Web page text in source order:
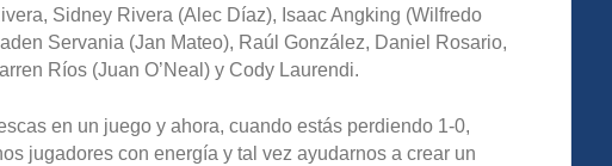
Sidney Rivera (Alec Díaz), Isaac Angking (Wilfredo
Servania (Jan Mateo), Raúl González, Daniel Rosario,
Ríos (Juan O’Neal) y Cody Laurendi.
en un juego y ahora, cuando estás perdiendo 1-0,
jugadores con energía y tal vez ayudarnos a crear un